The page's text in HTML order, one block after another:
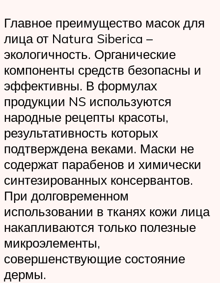
Главное преимущество масок для
лица от Natura Siberica –
экологичность. Органические
компоненты средств безопасны и
эффективны. В формулах
продукции NS используются
народные рецепты красоты,
результативность которых
подтверждена веками. Маски не
содержат парабенов и химически
синтезированных консервантов.
При долговременном
использовании в тканях кожи лица
накапливаются только полезные
микроэлементы,
совершенствующие состояние
дермы.